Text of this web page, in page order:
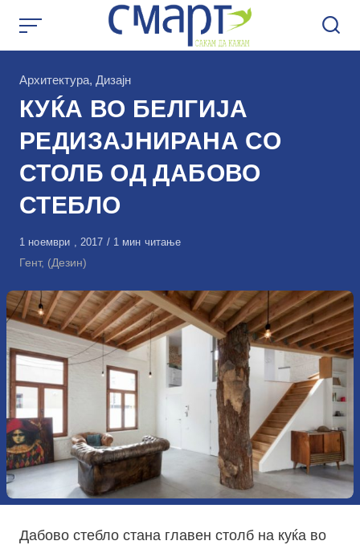
КАтегорија
Архитектура, Дизајн
КУЌА ВО БЕЛГИЈА
РЕДИЗАЈНИРАНА СО
СТОЛБ ОД ДАБОВО
СТЕБЛО
Објавено
на
1 ноември , 2017 1 мин читање
Гент, (Дезин)
Дабово стебло стана главен столб на куќа во